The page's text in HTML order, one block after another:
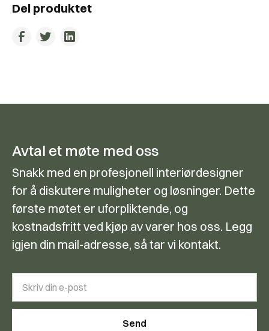
Del produktet
Avtal et møte med oss
Snakk med en profesjonell interiørdesigner
for å diskutere muligheter og løsninger. Dette
første møtet er uforpliktende, og
kostnadsfritt ved kjøp av varer hos oss. Legg
igjen din mail-adresse, så tar vi kontakt.